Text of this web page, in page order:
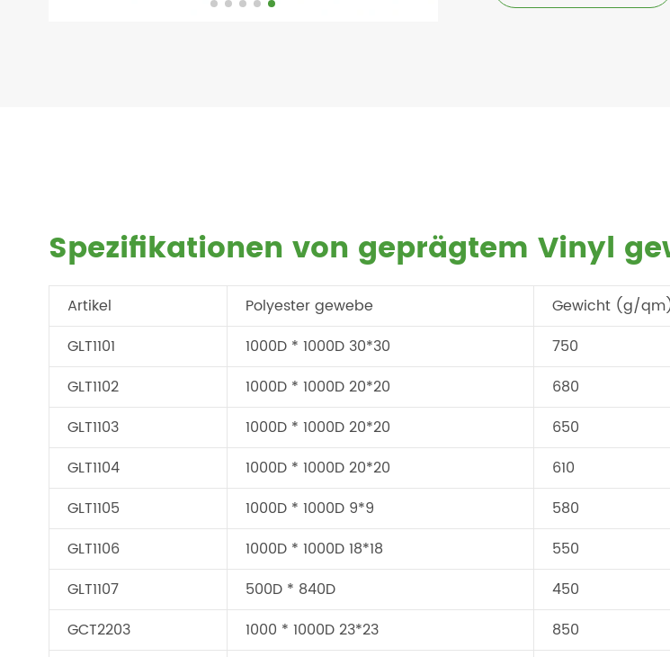
Spezifikationen von geprägtem Vinyl
Artikel Polyester gewebe
Gewicht (g/
GLT1101
1000D * 1000D 30*30
750
GLT1102
1000D * 1000D 20*20
680
GLT1103
1000D * 1000D 20*20
650
GLT1104
1000D * 1000D 20*20
610
GLT1105
1000D * 1000D 9*9
580
GLT1106
1000D * 1000D 18*18
550
GLT1107
500D * 840D
450
GCT2203
1000 * 1000D 23*23
850